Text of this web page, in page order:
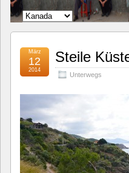
Steile
Unterwegs
März
12
2014